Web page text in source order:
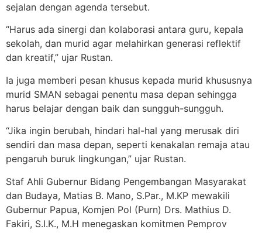
sejalan dengan agenda tersebut.
“Harus ada sinergi dan kolaborasi antara guru, kepala
sekolah, dan murid agar melahirkan generasi reflektif
dan kreatif,” ujar Rustan.
Ia juga memberi pesan khusus kepada murid khususnya
murid SMAN sebagai penentu masa depan sehingga
harus belajar dengan baik dan sungguh-sungguh.
“Jika ingin berubah, hindari hal-hal yang merusak diri
sendiri dan masa depan, seperti kenakalan remaja atau
pengaruh buruk lingkungan,” ujar Rustan.
Staf Ahli Gubernur Bidang Pengembangan Masyarakat
dan Budaya, Matias B. Mano, S.Par., M.KP mewakili
Gubernur Papua, Komjen Pol (Purn) Drs. Mathius D.
Fakiri, S.I.K., M.H menegaskan komitmen Pemprov